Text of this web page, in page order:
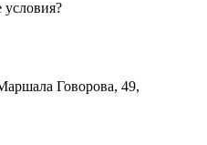
Говорова, 49,